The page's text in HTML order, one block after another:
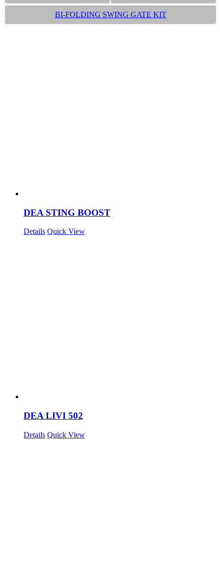
BI-FOLDING SWING GATE KIT
DEA STING BOOST
Details Quick View
DEA LIVI 502
Details Quick View